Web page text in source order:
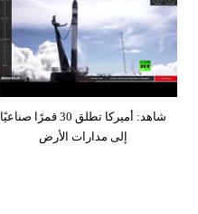
شاهد: أميركا تطلق 30 قمرًا صناعيًا
إلى مدارات الأرض